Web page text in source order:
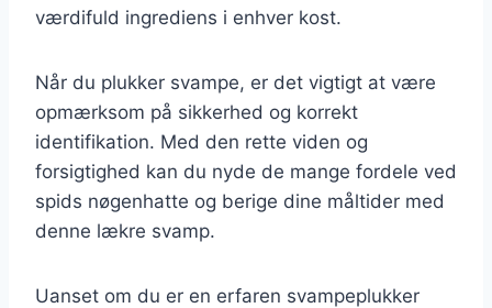
værdifuld ingrediens i enhver kost.
Når du plukker svampe, er det vigtigt at være
opmærksom på sikkerhed og korrekt
identifikation. Med den rette viden og
forsigtighed kan du nyde de mange fordele ved
spids nøgenhatte og berige dine måltider med
denne lækre svamp.
Uanset om du er en erfaren svampeplukker